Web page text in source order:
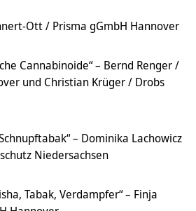
Ott / Prisma gGmbH Hannover
Cannabinoide“ – Bernd Renger /
und Christian Krüger / Drobs
– Dominika Lachowicz
Niedersachsen
Tabak, Verdampfer“ – Finja